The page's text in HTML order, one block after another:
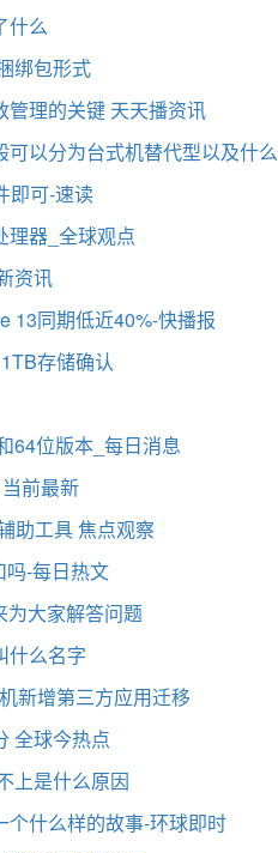
什么
绑包形式
管理的关键 天天播资讯
以分为台式机替代型以及什么
即可-速读
理器_全球观点
资讯
13同期低近40%-快播报
存储确认
64位版本_每日消息
前最新
助工具 焦点观察
吗-每日热文
为大家解答问题
什么名字
新增第三方应用迁移
全球今热点
上是什么原因
个什么样的故事-环球即时